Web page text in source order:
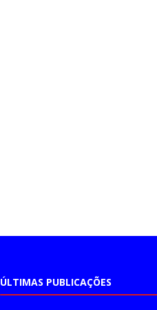
ÚLTIMAS PUBLICAÇÕES